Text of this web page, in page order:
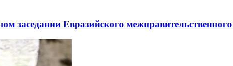
Евразийского